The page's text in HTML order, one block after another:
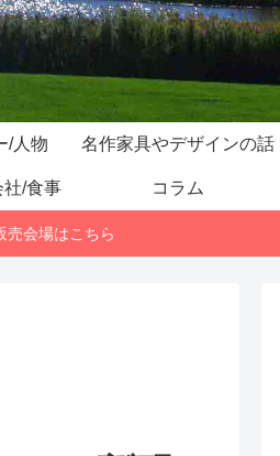
/人物 名作家具やデザインの話
社/食事 コラム
売会場はこちら